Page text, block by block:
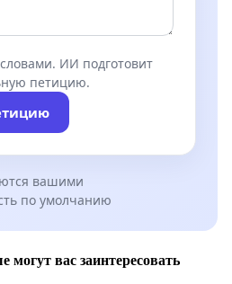
ИИ подготовит
петицию.
вашими
по умолчанию
могут вас заинтересовать